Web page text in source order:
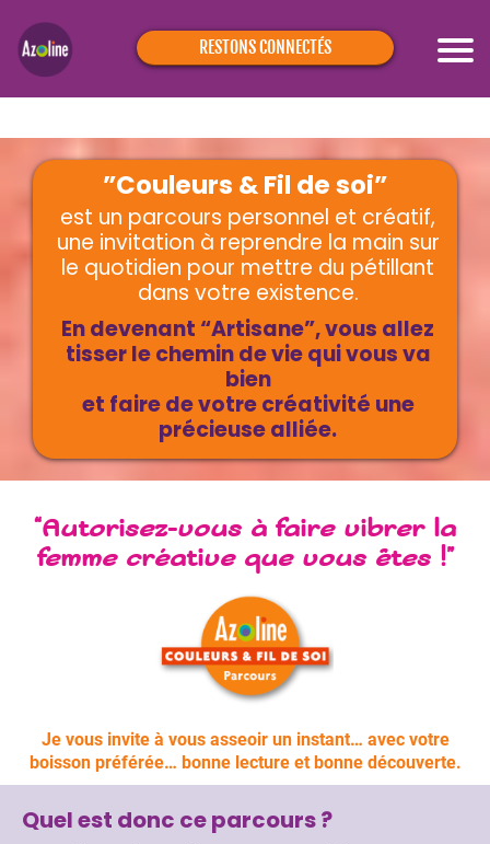
RESTONS CONNECTÉS
”Couleurs & Fil de soi”
est un parcours personnel et créatif,
une invitation à reprendre la main sur
le quotidien pour mettre du pétillant
dans votre existence.
En devenant “Artisane”, vous allez
tisser le chemin de vie qui vous va
bien
et faire de votre créativité une
précieuse alliée.
“Autorisez-vous à faire vibrer la
femme créative que vous êtes !”
Je vous invite à vous asseoir un instant… avec votre
boisson préférée… bonne lecture et bonne découverte.
Quel est donc ce parcours ?